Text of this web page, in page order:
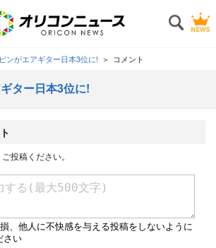
ンがエアギター日本3位に! コメント
ター日本3位に!
投稿ください。